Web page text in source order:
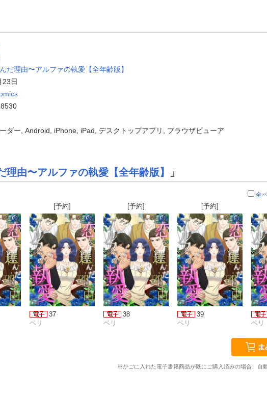
だ理由〜アルファの執愛【全年齢版】
23日
ダー, Android, iPhone, iPad, デスクトップアプリ, ブラウザビューア
理由〜アルファの執愛【全年齢版】 」
全
[予約]
37
ベリ
[予約]
38
ベリ
[予約]
39
ベリ
ベリ
※かごに入れた電子書籍商品が既にご購入済みの場合、自